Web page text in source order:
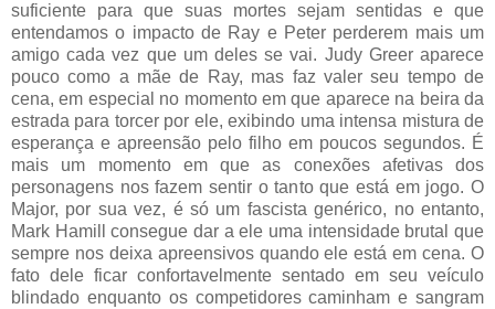
suficiente para que suas mortes sejam sentidas e que
entendamos o impacto de Ray e Peter perderem mais um
amigo cada vez que um deles se vai. Judy Greer aparece
pouco como a mãe de Ray, mas faz valer seu tempo de
cena, em especial no momento em que aparece na beira da
estrada para torcer por ele, exibindo uma intensa mistura de
esperança e apreensão pelo filho em poucos segundos. É
mais um momento em que as conexões afetivas dos
personagens nos fazem sentir o tanto que está em jogo. O
Major, por sua vez, é só um fascista genérico, no entanto,
Mark Hamill consegue dar a ele uma intensidade brutal que
sempre nos deixa apreensivos quando ele está em cena. O
fato dele ficar confortavelmente sentado em seu veículo
blindado enquanto os competidores caminham e sangram